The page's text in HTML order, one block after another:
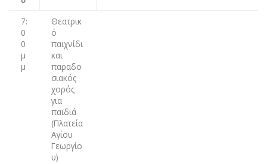
7:
0
0
μ
μ
Θεατρικ
ό
παιχνίδι
και
παραδο
σιακός
χορός
για
παιδιά
(Πλατεία
Αγίου
Γεωργίο
υ)